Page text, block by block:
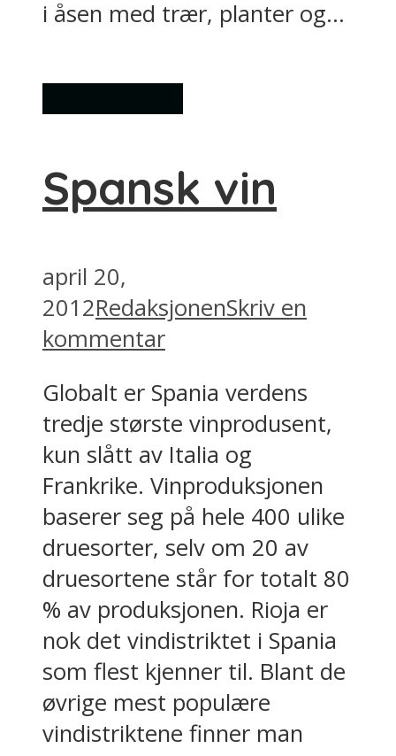
i åsen med trær, planter og...
Spansk vin
april 20,
2012RedaksjonenSkriv en
kommentar
Globalt er Spania verdens
tredje største vinprodusent,
kun slått av Italia og
Frankrike. Vinproduksjonen
baserer seg på hele 400 ulike
druesorter, selv om 20 av
druesortene står for totalt 80
% av produksjonen. Rioja er
nok det vindistriktet i Spania
som flest kjenner til. Blant de
øvrige mest populære
vindistriktene finner man